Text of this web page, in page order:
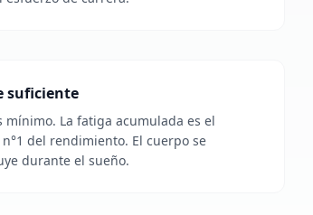
suficiente
mínimo. La fatiga acumulada es el
del rendimiento. El cuerpo se
durante el sueño.